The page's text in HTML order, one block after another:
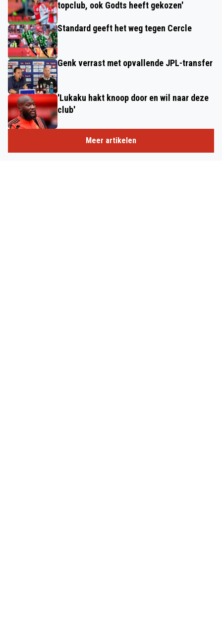
topclub, ook Godts heeft gekozen'
Standard geeft het weg tegen Cercle
Genk verrast met opvallende JPL-transfer
'Lukaku hakt knoop door en wil naar deze
club'
Meer artikelen